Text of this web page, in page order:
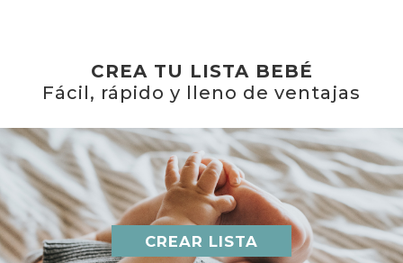
CREA TU LISTA BEBÉ
Fácil, rápido y lleno de ventajas
CREAR LISTA